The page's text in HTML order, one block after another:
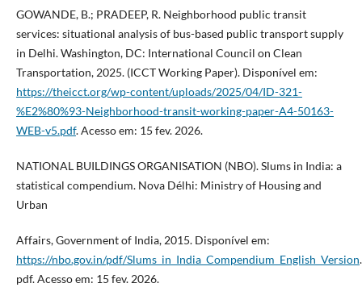
GOWANDE, B.; PRADEEP, R. Neighborhood public transit
services: situational analysis of bus-based public transport supply
in Delhi. Washington, DC: International Council on Clean
Transportation, 2025. (ICCT Working Paper). Disponível em:
https://theicct.org/wp-content/uploads/2025/04/ID-321-
%E2%80%93-Neighborhood-transit-working-paper-A4-50163-
WEB-v5.pdf. Acesso em: 15 fev. 2026.
NATIONAL BUILDINGS ORGANISATION (NBO). Slums in India: a
statistical compendium. Nova Délhi: Ministry of Housing and
Urban
Affairs, Government of India, 2015. Disponível em:
https://nbo.gov.in/pdf/Slums_in_India_Compendium_English_Version.
pdf. Acesso em: 15 fev. 2026.